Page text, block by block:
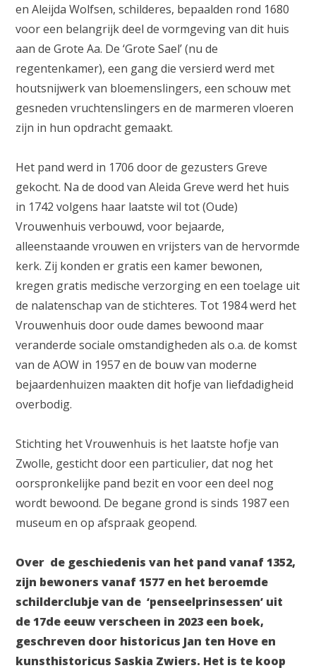
en Aleijda Wolfsen, schilderes, bepaalden rond 1680
voor een belangrijk deel de vormgeving van dit huis
aan de Grote Aa. De ‘Grote Sael’ (nu de
regentenkamer), een gang die versierd werd met
houtsnijwerk van bloemenslingers, een schouw met
gesneden vruchtenslingers en de marmeren vloeren
zijn in hun opdracht gemaakt.
Het pand werd in 1706 door de gezusters Greve
gekocht. Na de dood van Aleida Greve werd het huis
in 1742 volgens haar laatste wil tot (Oude)
Vrouwenhuis verbouwd, voor bejaarde,
alleenstaande vrouwen en vrijsters van de hervormde
kerk. Zij konden er gratis een kamer bewonen,
kregen gratis medische verzorging en een toelage uit
de nalatenschap van de stichteres. Tot 1984 werd het
Vrouwenhuis door oude dames bewoond maar
veranderde sociale omstandigheden als o.a. de komst
van de AOW in 1957 en de bouw van moderne
bejaardenhuizen maakten dit hofje van liefdadigheid
overbodig.
Stichting het Vrouwenhuis is het laatste hofje van
Zwolle, gesticht door een particulier, dat nog het
oorspronkelijke pand bezit en voor een deel nog
wordt bewoond. De begane grond is sinds 1987 een
museum en op afspraak geopend.
Over de geschiedenis van het pand vanaf 1352,
zijn bewoners vanaf 1577 en het beroemde
schilderclubje van de ‘penseelprinsessen’ uit
de 17de eeuw verscheen in 2023 een boek,
geschreven door historicus Jan ten Hove en
kunsthistoricus Saskia Zwiers. Het is te koop